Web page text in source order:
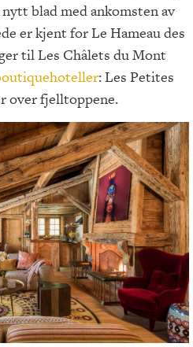
blad med ankomsten av
er kjent for Le Hameau des
til Les Châlets du Mont
: Les Petites
over fjelltoppene.